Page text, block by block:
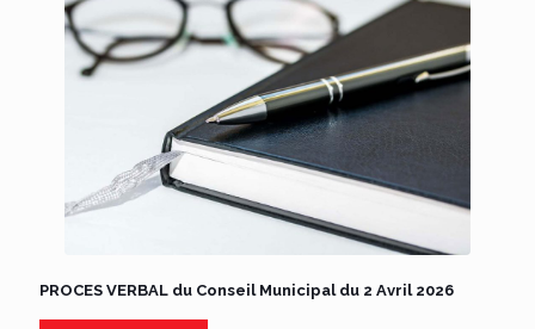
PROCES VERBAL du Conseil Municipal du 2 Avril 2026